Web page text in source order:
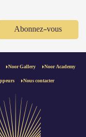
Abonnez-vous
Noor Gallery Noor Academy
Nous contacter